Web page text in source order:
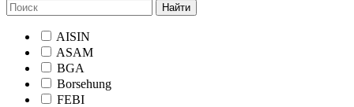
Найти
AISIN
ASAM
BGA
Borsehung
FEBI